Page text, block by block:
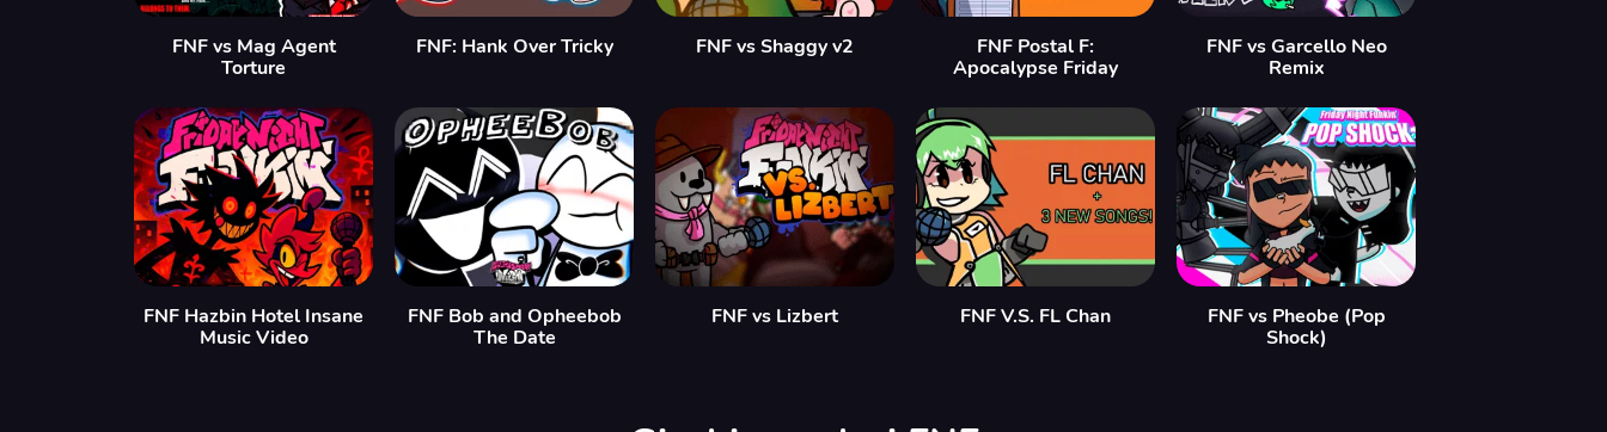
FNF vs Mag Agent
Torture
FNF: Hank Over Tricky FNF vs Shaggy v2
FNF Postal F:
Apocalypse Friday
FNF vs Garcello Neo
Remix
FNF Hazbin Hotel Insane
Music Video
FNF Bob and Opheebob
The Date
FNF vs Lizbert FNF V.S. FL Chan
FNF vs Pheobe (Pop
Shock)